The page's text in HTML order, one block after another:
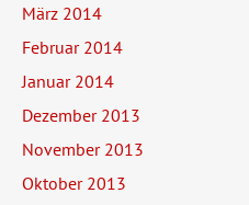
März 2014
Februar 2014
Januar 2014
Dezember 2013
November 2013
Oktober 2013